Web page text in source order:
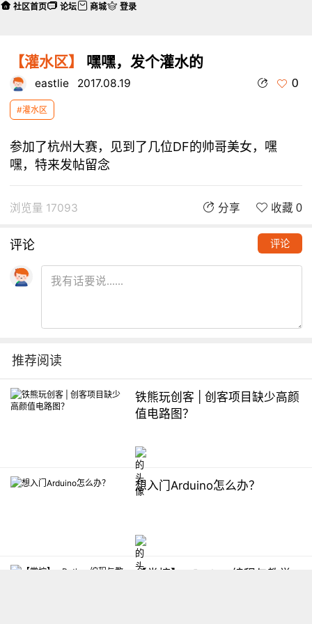
【灌水区】 嘿嘿，发个灌水的
eastlie 2017.08.19 0
#灌水区
参加了杭州大赛，见到了几位DF的帅哥美女，嘿
嘿，特来发帖留念
浏览量 17093 分享 收藏 0
评论 评论
推荐阅读
铁熊玩创客 | 创客项目缺少高颜
值电路图？
想入门Arduino怎么办？
【掌控】mPython编程与教学
社区首页 论坛 商城 登录